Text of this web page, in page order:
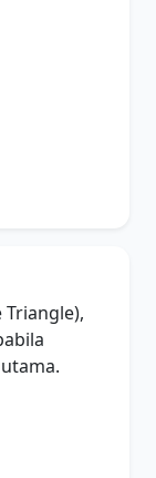
Triangle),